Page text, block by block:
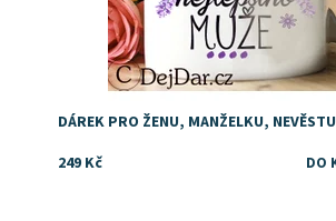
DÁREK PRO ŽENU, MANŽELKU, NEVĚSTU
249 Kč